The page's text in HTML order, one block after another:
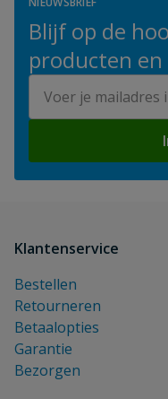
Blijf op de
producten en
Klantenservice
Bestellen
Retourneren
Betaalopties
Garantie
Bezorgen